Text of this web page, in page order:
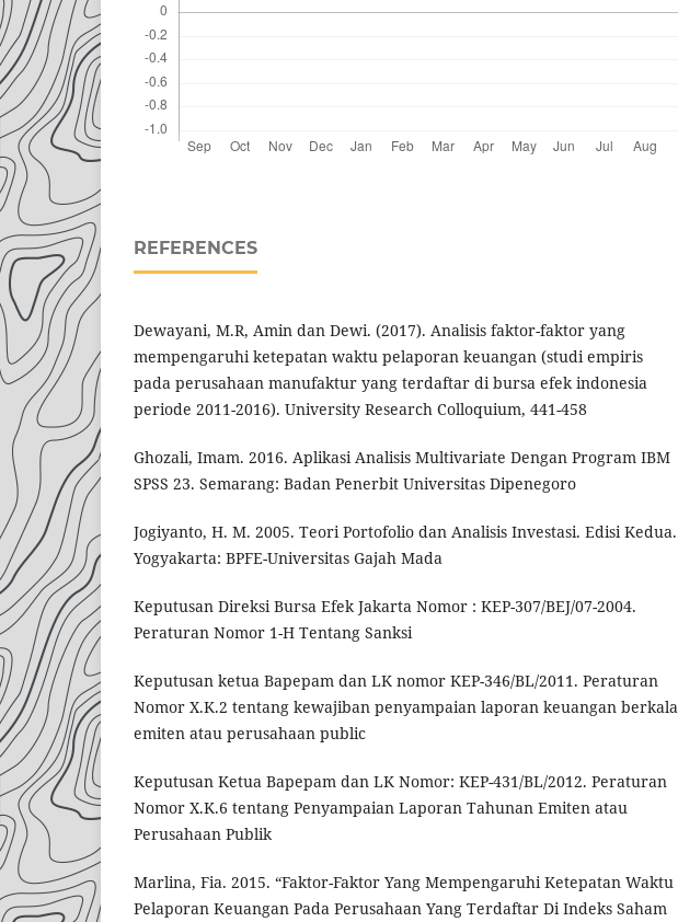
REFERENCES
Dewayani, M.R, Amin dan Dewi. (2017). Analisis faktor-faktor yang
mempengaruhi ketepatan waktu pelaporan keuangan (studi empiris
pada perusahaan manufaktur yang terdaftar di bursa efek indonesia
periode 2011-2016). University Research Colloquium, 441-458
Ghozali, Imam. 2016. Aplikasi Analisis Multivariate Dengan Program IBM
SPSS 23. Semarang: Badan Penerbit Universitas Dipenegoro
Jogiyanto, H. M. 2005. Teori Portofolio dan Analisis Investasi. Edisi Kedua.
Yogyakarta: BPFE-Universitas Gajah Mada
Keputusan Direksi Bursa Efek Jakarta Nomor : KEP-307/BEJ/07-2004.
Peraturan Nomor 1-H Tentang Sanksi
Keputusan ketua Bapepam dan LK nomor KEP-346/BL/2011. Peraturan
Nomor X.K.2 tentang kewajiban penyampaian laporan keuangan berkala
emiten atau perusahaan public
Keputusan Ketua Bapepam dan LK Nomor: KEP-431/BL/2012. Peraturan
Nomor X.K.6 tentang Penyampaian Laporan Tahunan Emiten atau
Perusahaan Publik
Marlina, Fia. 2015. “Faktor-Faktor Yang Mempengaruhi Ketepatan Waktu
Pelaporan Keuangan Pada Perusahaan Yang Terdaftar Di Indeks Saham